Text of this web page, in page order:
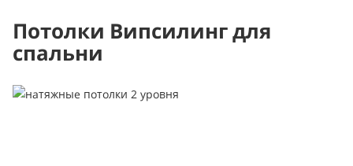
Потолки Випсилинг для
спальни